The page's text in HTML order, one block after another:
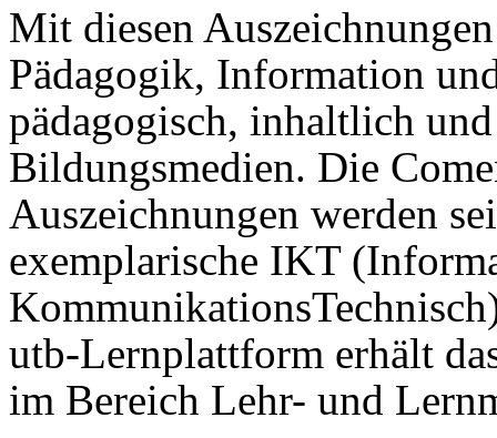
Mit diesen
Pädagogik, Information
pädagogisch, inhaltlich
Bildungsmedien. Die
Auszeichnungen werden
exemplarische IKT
utb-Lernplattform erhält
im Bereich Lehr- und